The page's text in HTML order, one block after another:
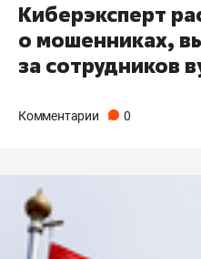
Киберэксперт
о мошенниках,
за сотрудников
Комментарии 0